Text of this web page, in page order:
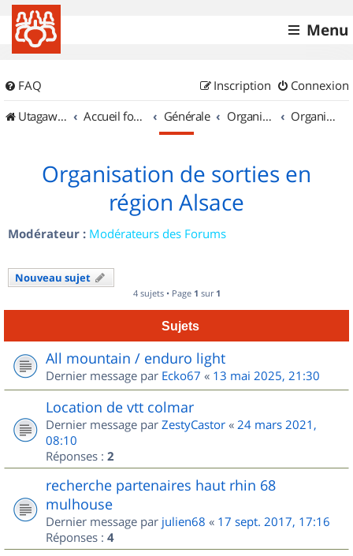
Menu
FAQ Connexion
Inscription
UtagawaVTT (Randos VTT et VTTAE avec traces GPS)
Accueil forum Générale Organisation de sorties & Recherche de partenaires Organisation de sorties en région Alsace
Organisation de sorties en
région Alsace
Modérateur : Modérateurs des Forums
Nouveau sujet
4 sujets • Page 1 sur 1
Sujets
All mountain / enduro light
Dernier message par Ecko67 « 13 mai 2025, 21:30
Location de vtt colmar
Dernier message par ZestyCastor « 24 mars 2021,
08:10
Réponses : 2
recherche partenaires haut rhin 68
mulhouse
Dernier message par julien68 « 17 sept. 2017, 17:16
Réponses : 4